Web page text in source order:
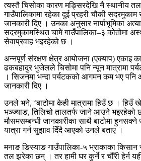
त्यस्तै चिसोका कारण मङ्सिरदेखि नै स्थानीय तल
गाउँपालिकामा रहेका दुई प्रहरी चौकी
जानकारी दिए । उनका अनुसार नार्पाभूमिका
सदरमुकामस्थित चामे गाउँपालिका–३ कोतोमा
सेवाप्रवाह भइरहेको छ ।
अन्नपूर्ण संरक्षण क्षेत्र आयोजना (एक्याप) एकाइ
ढकबहादुर भुजेलले चिसोमा पनि न्यून मात्रामा
। सिजनमा भन्दा पर्यटकको आगमन कम भए
जानकारी दिए ।
उनले भने, ‘बाटोमा केही मात्रामा हिउँ छ । हिउँ
भञ्ज्याङ, तिलिचो तालतर्फ जाने आउने भइरहेको
मौसमसम्बन्धी जानकारीका साथै बाटोमा हुनसक्ने
यात्रा गर्न सुझाव दिँदै आएको उनले बताए ।
मनाङ ङिस्याङ गाउँपालिका-५ भ्राकाका
तल झरेका छन् । तर हामी घर कुर्ने र चौँरी हेर्न